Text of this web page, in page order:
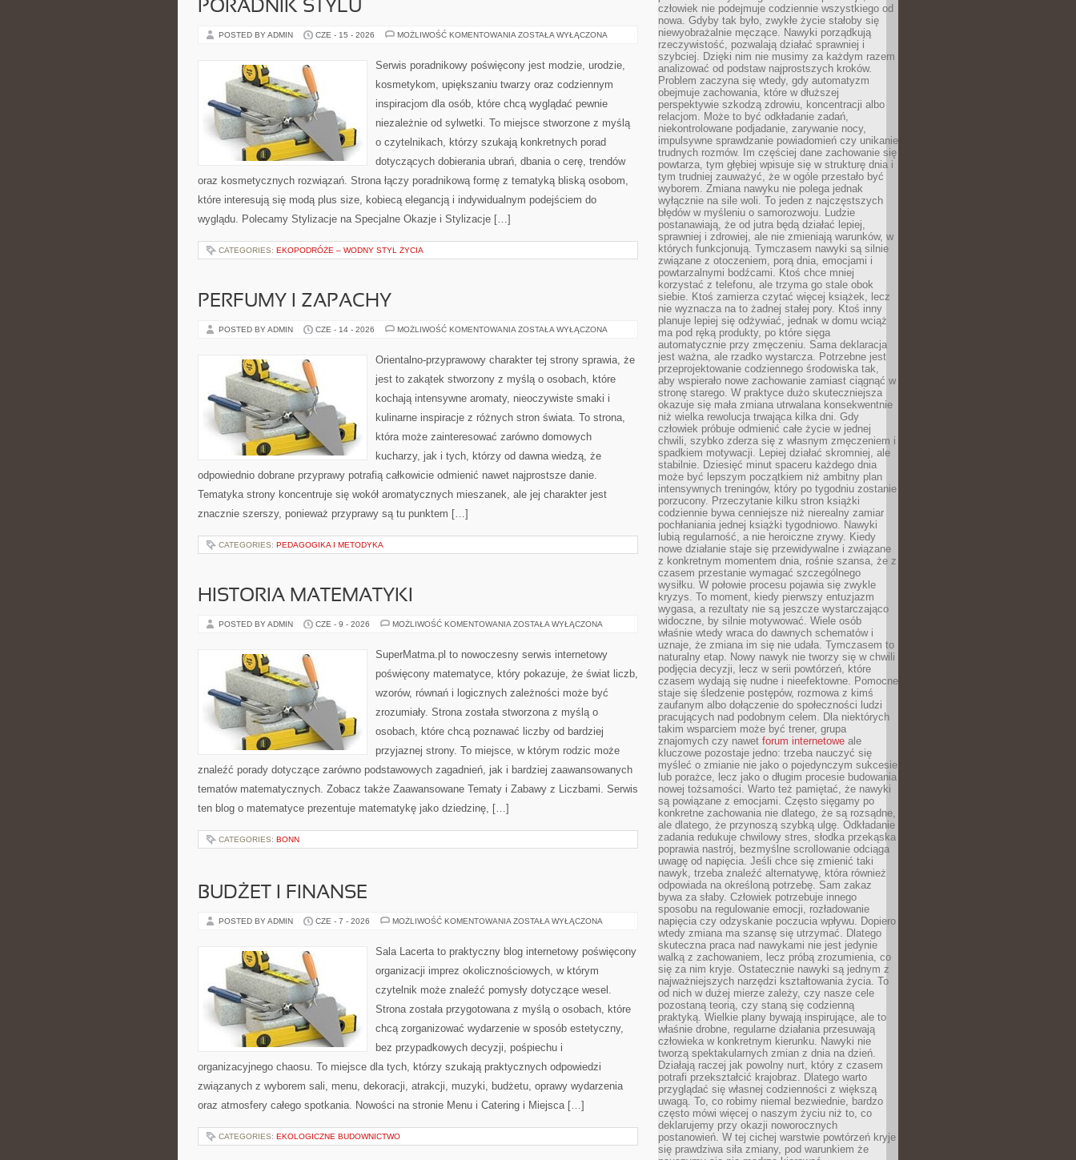
PORADNIK STYLU
POSTED BY ADMIN CZE - 15 - 2026 MOŻLIWOŚĆ KOMENTOWANIA PORADNIK
ZOSTAŁA WYŁĄCZONA
Serwis poradnikowy poświęcony jest modzie, urodzie,
kosmetykom, upiększaniu twarzy oraz codziennym
inspiracjom dla osób, które chcą wyglądać pewnie
niezależnie od sylwetki. To miejsce stworzone z myślą
o czytelnikach, którzy szukają konkretnych porad
dotyczących dobierania ubrań, dbania o cerę, trendów
oraz kosmetycznych rozwiązań. Strona łączy poradnikową formę z tematyką bliską osobom,
które interesują się modą plus size, kobiecą elegancją i indywidualnym podejściem do
wyglądu. Polecamy Stylizacje na Specjalne Okazje i Stylizacje […]
CATEGORIES: EKOPODRÓŻE – WODNY STYL ŻYCIA
PERFUMY I ZAPACHY
POSTED BY ADMIN CZE - 14 - 2026 MOŻLIWOŚĆ KOMENTOWANIA PERFUMY
ZOSTAŁA WYŁĄCZONA
Orientalno-przyprawowy charakter tej strony sprawia, że
jest to zakątek stworzony z myślą o osobach, które
kochają intensywne aromaty, nieoczywiste smaki i
kulinarne inspiracje z różnych stron świata. To strona,
która może zainteresować zarówno domowych
kucharzy, jak i tych, którzy od dawna wiedzą, że
odpowiednio dobrane przyprawy potrafią całkowicie odmienić nawet najprostsze danie.
Tematyka strony koncentruje się wokół aromatycznych mieszanek, ale jej charakter jest
znacznie szerszy, ponieważ przyprawy są tu punktem […]
CATEGORIES: PEDAGOGIKA I METODYKA
HISTORIA MATEMATYKI
POSTED BY ADMIN CZE - 9 - 2026 MOŻLIWOŚĆ KOMENTOWANIA HISTORIA
ZOSTAŁA WYŁĄCZONA
SuperMatma.pl to nowoczesny serwis internetowy
poświęcony matematyce, który pokazuje, że świat liczb,
wzorów, równań i logicznych zależności może być
zrozumiały. Strona została stworzona z myślą o
osobach, które chcą poznawać liczby od bardziej
przyjaznej strony. To miejsce, w którym rodzic może
znaleźć porady dotyczące zarówno podstawowych zagadnień, jak i bardziej zaawansowanych
tematów matematycznych. Zobacz także Zaawansowane Tematy i Zabawy z Liczbami. Serwis
ten blog o matematyce prezentuje matematykę jako dziedzinę, […]
CATEGORIES: BONN
BUDŻET I FINANSE
POSTED BY ADMIN CZE - 7 - 2026 MOŻLIWOŚĆ KOMENTOWANIA BUDŻET
ZOSTAŁA WYŁĄCZONA
Sala Lacerta to praktyczny blog internetowy poświęcony
organizacji imprez okolicznościowych, w którym
czytelnik może znaleźć pomysły dotyczące wesel.
Strona została przygotowana z myślą o osobach, które
chcą zorganizować wydarzenie w sposób estetyczny,
bez przypadkowych decyzji, pośpiechu i
organizacyjnego chaosu. To miejsce dla tych, którzy szukają praktycznych odpowiedzi
związanych z wyborem sali, menu, dekoracji, atrakcji, muzyki, budżetu, oprawy wydarzenia
oraz atmosfery całego spotkania. Nowości na stronie Menu i Catering i Miejsca […]
CATEGORIES: EKOLOGICZNE BUDOWNICTWO
człowiek nie podejmuje codziennie wszystkiego od
nowa. Gdyby tak było, zwykłe życie stałoby się
niewyobrażalnie męczące. Nawyki porządkują
rzeczywistość, pozwalają działać sprawniej i
szybciej. Dzięki nim nie musimy za każdym razem
analizować od podstaw najprostszych kroków.
Problem zaczyna się wtedy, gdy automatyzm
obejmuje zachowania, które w dłuższej
perspektywie szkodzą zdrowiu, koncentracji albo
relacjom. Może to być odkładanie zadań,
niekontrolowane podjadanie, zarywanie nocy,
impulsywne sprawdzanie powiadomień czy unikanie
trudnych rozmów. Im częściej dane zachowanie się
powtarza, tym głębiej wpisuje się w strukturę dnia i
tym trudniej zauważyć, że w ogóle przestało być
wyborem. Zmiana nawyku nie polega jednak
wyłącznie na sile woli. To jeden z najczęstszych
błędów w myśleniu o samorozwoju. Ludzie
postanawiają, że od jutra będą działać lepiej,
sprawniej i zdrowiej, ale nie zmieniają warunków, w
których funkcjonują. Tymczasem nawyki są silnie
związane z otoczeniem, porą dnia, emocjami i
powtarzalnymi bodźcami. Ktoś chce mniej
korzystać z telefonu, ale trzyma go stale obok
siebie. Ktoś zamierza czytać więcej książek, lecz
nie wyznacza na to żadnej stałej pory. Ktoś inny
planuje lepiej się odżywiać, jednak w domu wciąż
ma pod ręką produkty, po które sięga
automatycznie przy zmęczeniu. Sama deklaracja
jest ważna, ale rzadko wystarcza. Potrzebne jest
przeprojektowanie codziennego środowiska tak,
aby wspierało nowe zachowanie zamiast ciągnąć w
stronę starego. W praktyce dużo skuteczniejsza
okazuje się mała zmiana utrwalana konsekwentnie
niż wielka rewolucja trwająca kilka dni. Gdy
człowiek próbuje odmienić całe życie w jednej
chwili, szybko zderza się z własnym zmęczeniem i
spadkiem motywacji. Lepiej działać skromniej, ale
stabilnie. Dziesięć minut spaceru każdego dnia
może być lepszym początkiem niż ambitny plan
intensywnych treningów, który po tygodniu zostanie
porzucony. Przeczytanie kilku stron książki
codziennie bywa cenniejsze niż nierealny zamiar
pochłaniania jednej książki tygodniowo. Nawyki
lubią regularność, a nie heroiczne zrywy. Kiedy
nowe działanie staje się przewidywalne i związane
z konkretnym momentem dnia, rośnie szansa, że z
czasem przestanie wymagać szczególnego
wysiłku. W połowie procesu pojawia się zwykle
kryzys. To moment, kiedy pierwszy entuzjazm
wygasa, a rezultaty nie są jeszcze wystarczająco
widoczne, by silnie motywować. Wiele osób
właśnie wtedy wraca do dawnych schematów i
uznaje, że zmiana im się nie udała. Tymczasem to
naturalny etap. Nowy nawyk nie tworzy się w chwili
podjęcia decyzji, lecz w serii powtórzeń, które
czasem wydają się nudne i nieefektowne. Pomocne
staje się śledzenie postępów, rozmowa z kimś
zaufanym albo dołączenie do społeczności ludzi
pracujących nad podobnym celem. Dla niektórych
takim wsparciem może być trener, grupa
znajomych czy nawet forum internetowe ale
kluczowe pozostaje jedno: trzeba nauczyć się
myśleć o zmianie nie jako o pojedynczym sukcesie
lub porażce, lecz jako o długim procesie budowania
nowej tożsamości. Warto też pamiętać, że nawyki
są powiązane z emocjami. Często sięgamy po
konkretne zachowania nie dlatego, że są rozsądne,
ale dlatego, że przynoszą szybką ulgę. Odkładanie
zadania redukuje chwilowy stres, słodka przekąska
poprawia nastrój, bezmyślne scrollowanie odciąga
uwagę od napięcia. Jeśli chce się zmienić taki
nawyk, trzeba znaleźć alternatywę, która również
odpowiada na określoną potrzebę. Sam zakaz
bywa za słaby. Człowiek potrzebuje innego
sposobu na regulowanie emocji, rozładowanie
napięcia czy odzyskanie poczucia wpływu. Dopiero
wtedy zmiana ma szansę się utrzymać. Dlatego
skuteczna praca nad nawykami nie jest jedynie
walką z zachowaniem, lecz próbą zrozumienia, co
się za nim kryje. Ostatecznie nawyki są jednym z
najważniejszych narzędzi kształtowania życia. To
od nich w dużej mierze zależy, czy nasze cele
pozostaną teorią, czy staną się codzienną
praktyką. Wielkie plany bywają inspirujące, ale to
właśnie drobne, regularne działania przesuwają
człowieka w konkretnym kierunku. Nawyki nie
tworzą spektakularnych zmian z dnia na dzień.
Działają raczej jak powolny nurt, który z czasem
potrafi przekształcić krajobraz. Dlatego warto
przyglądać się własnej codzienności z większą
uwagą. To, co robimy niemal bezwiednie, bardzo
często mówi więcej o naszym życiu niż to, co
deklarujemy przy okazji noworocznych
postanowień. W tej cichej warstwie powtórzeń kryje
się prawdziwa siła zmiany, pod warunkiem że